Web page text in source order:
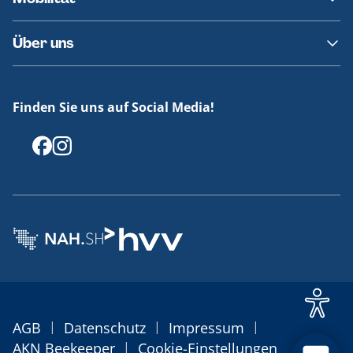
Fundsachen
Häufige Fragen
Barrierefreies Reisen
Erklärung Barrierefreiheit
Über uns
Offenlegungen
Finden Sie uns auf Social Media!
AGB | Datenschutz | Impressum |
AKN Beekeeper | Cookie-Einstellungen